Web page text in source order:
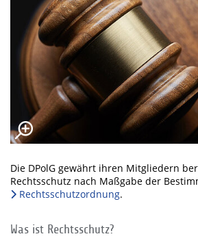
Die DPolG gewährt ihren Mitgliedern
Rechtsschutz nach Maßgabe der
Rechtsschutzordnung.
Was ist Rechtsschutz?